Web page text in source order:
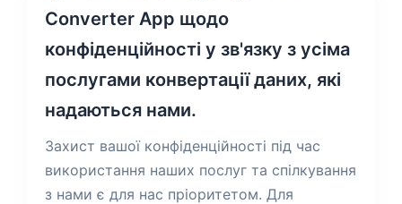
Converter App щодо
конфіденційності у зв'язку з усіма
послугами конвертації даних, які
надаються нами.
Захист вашої конфіденційності під час
використання наших послуг та спілкування
з нами є для нас пріоритетом. Для